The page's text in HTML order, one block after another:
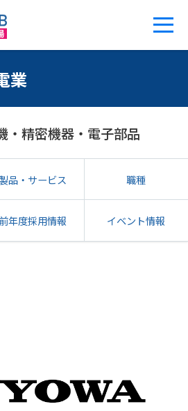
業
・精密機器・電子部品
品・サービス 職種
前年度採用情報 イベント情報